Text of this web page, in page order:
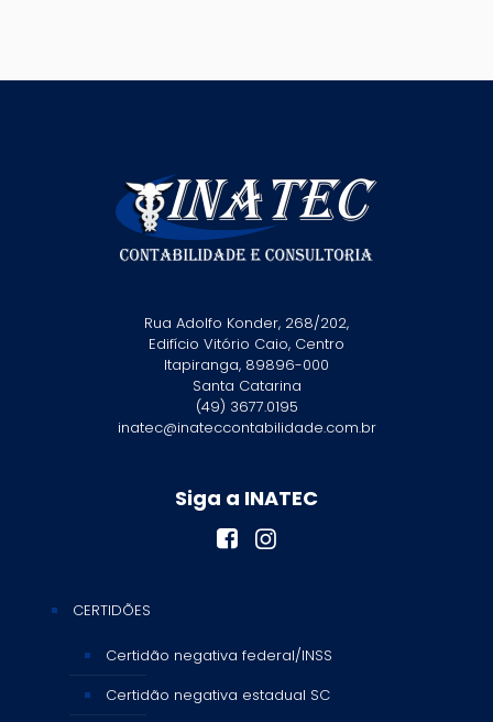
Rua Adolfo Konder, 268/202,
Edifício Vitório Caio, Centro
Itapiranga, 89896-000
Santa Catarina
(49) 3677.0195
inatec@inateccontabilidade.com.br
Siga a INATEC
CERTIDÕES
Certidão negativa federal/INSS
Certidão negativa estadual SC